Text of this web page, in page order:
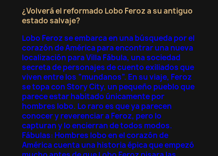
Añadir a la lista de deseos
Crear lista de deseos
Nombre de la lista de deseos
Iniciar sesión
Debe iniciar sesión para guardar productos en su
lista de deseos.
¿Volverá el reformado Lobo Feroz a su antiguo
estado salvaje?
Lobo Feroz se embarca en una búsqueda por el
corazón de América para encontrar una nueva
localización para Villa Fábula, una sociedad
secreta de personajes de cuento exiliados que
viven entre los “mundanos”. En su viaje, Feroz
se topa con Story City, un pequeño pueblo que
parece estar habitado únicamente por
hombres lobo. Lo raro es que ya parecen
conocer y reverenciar a Feroz, pero lo
capturan y lo encierran de todos modos.
Fábulas: Hombres lobo en el corazón de
América cuenta una historia épica que empezó